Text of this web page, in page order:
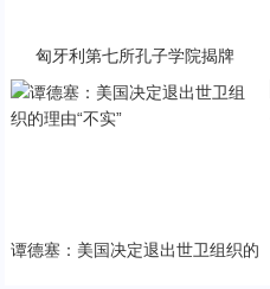
匈牙利第七所孔子学院揭牌
谭德塞：美国决定退出世卫组织的